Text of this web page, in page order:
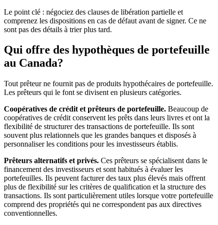
Le point clé : négociez des clauses de libération partielle et
comprenez les dispositions en cas de défaut avant de signer. Ce ne
sont pas des détails à trier plus tard.
Qui offre des hypothèques de portefeuille
au Canada?
Tout prêteur ne fournit pas de produits hypothécaires de portefeuille.
Les prêteurs qui le font se divisent en plusieurs catégories.
Coopératives de crédit et prêteurs de portefeuille. Beaucoup de
coopératives de crédit conservent les prêts dans leurs livres et ont la
flexibilité de structurer des transactions de portefeuille. Ils sont
souvent plus relationnels que les grandes banques et disposés à
personnaliser les conditions pour les investisseurs établis.
Prêteurs alternatifs et privés. Ces prêteurs se spécialisent dans le
financement des investisseurs et sont habitués à évaluer les
portefeuilles. Ils peuvent facturer des taux plus élevés mais offrent
plus de flexibilité sur les critères de qualification et la structure des
transactions. Ils sont particulièrement utiles lorsque votre portefeuille
comprend des propriétés qui ne correspondent pas aux directives
conventionnelles.